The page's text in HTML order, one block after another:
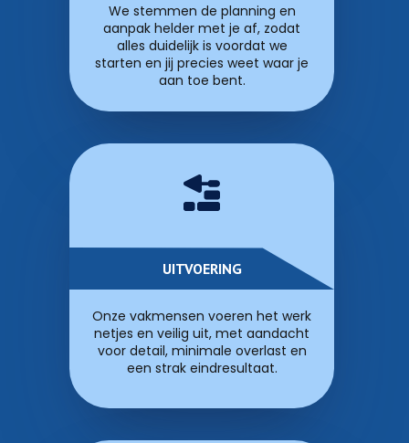
We stemmen de planning en
aanpak helder met je af, zodat
alles duidelijk is voordat we
starten en jij precies weet waar je
aan toe bent.
UITVOERING
Onze vakmensen voeren het werk
netjes en veilig uit, met aandacht
voor detail, minimale overlast en
een strak eindresultaat.